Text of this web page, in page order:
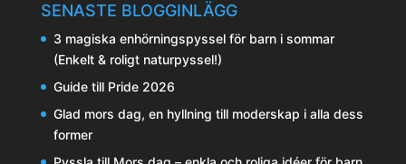
SENASTE BLOGGINLÄGG
3 magiska enhörningspyssel för barn i sommar
(Enkelt & roligt naturpyssel!)
Guide till Pride 2026
Glad mors dag, en hyllning till moderskap i alla dess
former